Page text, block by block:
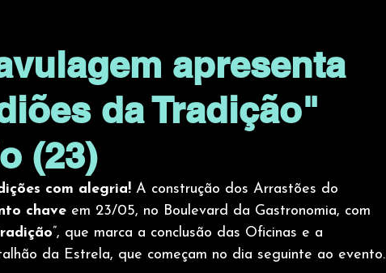
apresenta
da Tradição"
(23)
com alegria! A construção dos Arrastões do
chave em 23/05, no Boulevard da Gastronomia, com
”, que marca a conclusão das Oficinas e a
da Estrela, que começam no dia seguinte ao evento.